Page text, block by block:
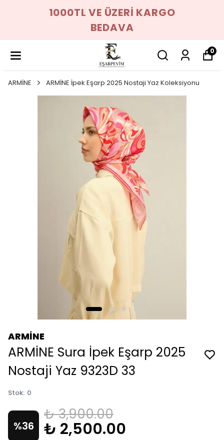
1000TL VE ÜZERİ KARGO
BEDAVA
0
ARMİNE ARMİNE İpek Eşarp 2025 Nostaji Yaz Koleksiyonu
ARMİNE
ARMİNE Sura İpek Eşarp 2025
Nostaji Yaz 9323D 33
Stok: 0
%36
₺ 3,900.00
₺ 2,500.00